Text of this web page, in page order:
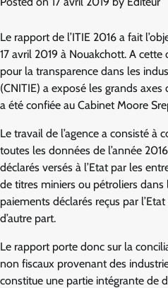
Le rapport de l’ITIE 2016 a fait
17 avril 2019 à Nouakchott. A
pour la transparence dans les
(CNITIE) a exposé les grands
a été confiée au Cabinet Moore
Le travail de l’agence a consisté à
toutes les données de l’année
déclarés versés à l’Etat par les
de titres miniers ou pétroliers dans
paiements déclarés reçus par
d’autre part.
Le rapport porte donc sur la
non fiscaux provenant des
constitue une partie intégrante de